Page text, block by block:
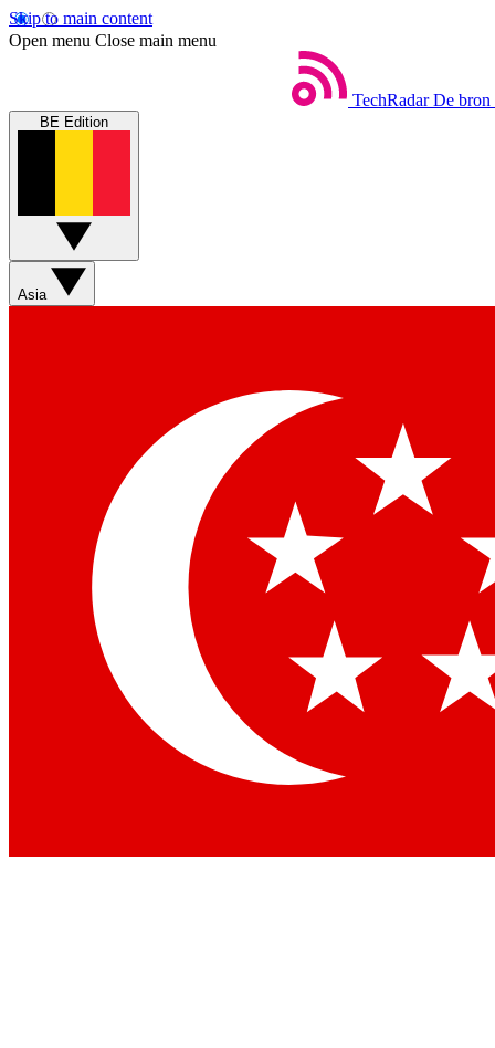
Skip to main content
Open menu Close main menu
TechRadar De bron
BE Edition
Asia